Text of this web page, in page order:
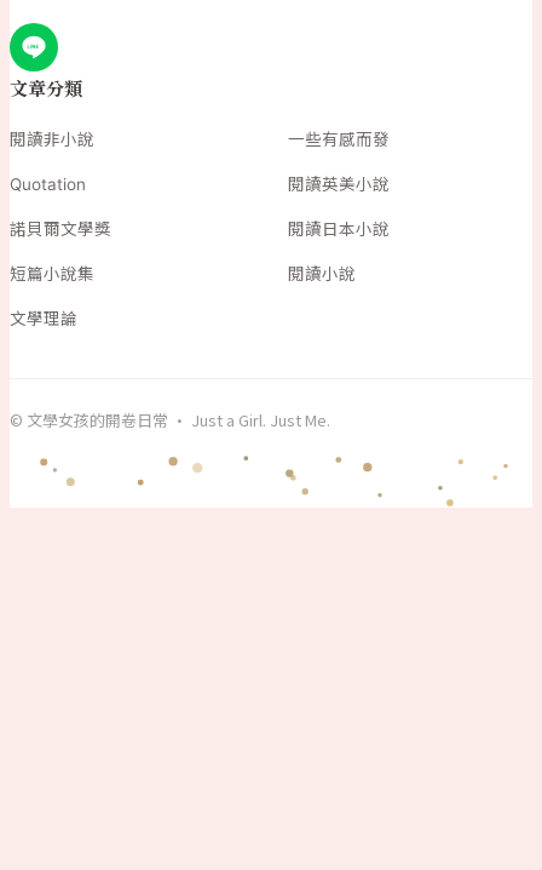
文章分類
閱讀非小說 一些有感而發
Quotation 閱讀英美小說
諾貝爾文學獎 閱讀日本小說
短篇小說集 閱讀小說
文學理論
© 文學女孩的開卷日常 · Just a Girl. Just Me.